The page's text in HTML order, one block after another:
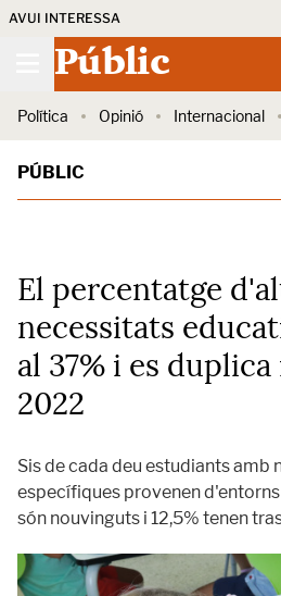
AVUI INTERESSA
Públic
Política Opinió Internacional
PÚBLIC
El percentatge
necessitats
al 37% i es
2022
Sis de cada deu estudiants amb
específiques provenen
són nouvinguts i 12,5% tenen